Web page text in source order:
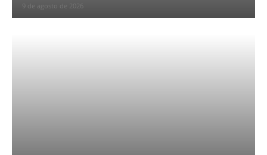
9 de agosto de 2026